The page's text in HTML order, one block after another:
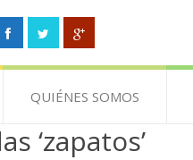
QUIÉNES SOMOS
‘zapatos’